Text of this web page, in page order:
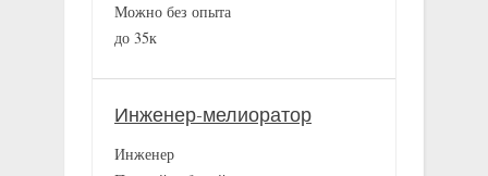
Можно без опыта
до 35к
Инженер-мелиоратор
Инженер